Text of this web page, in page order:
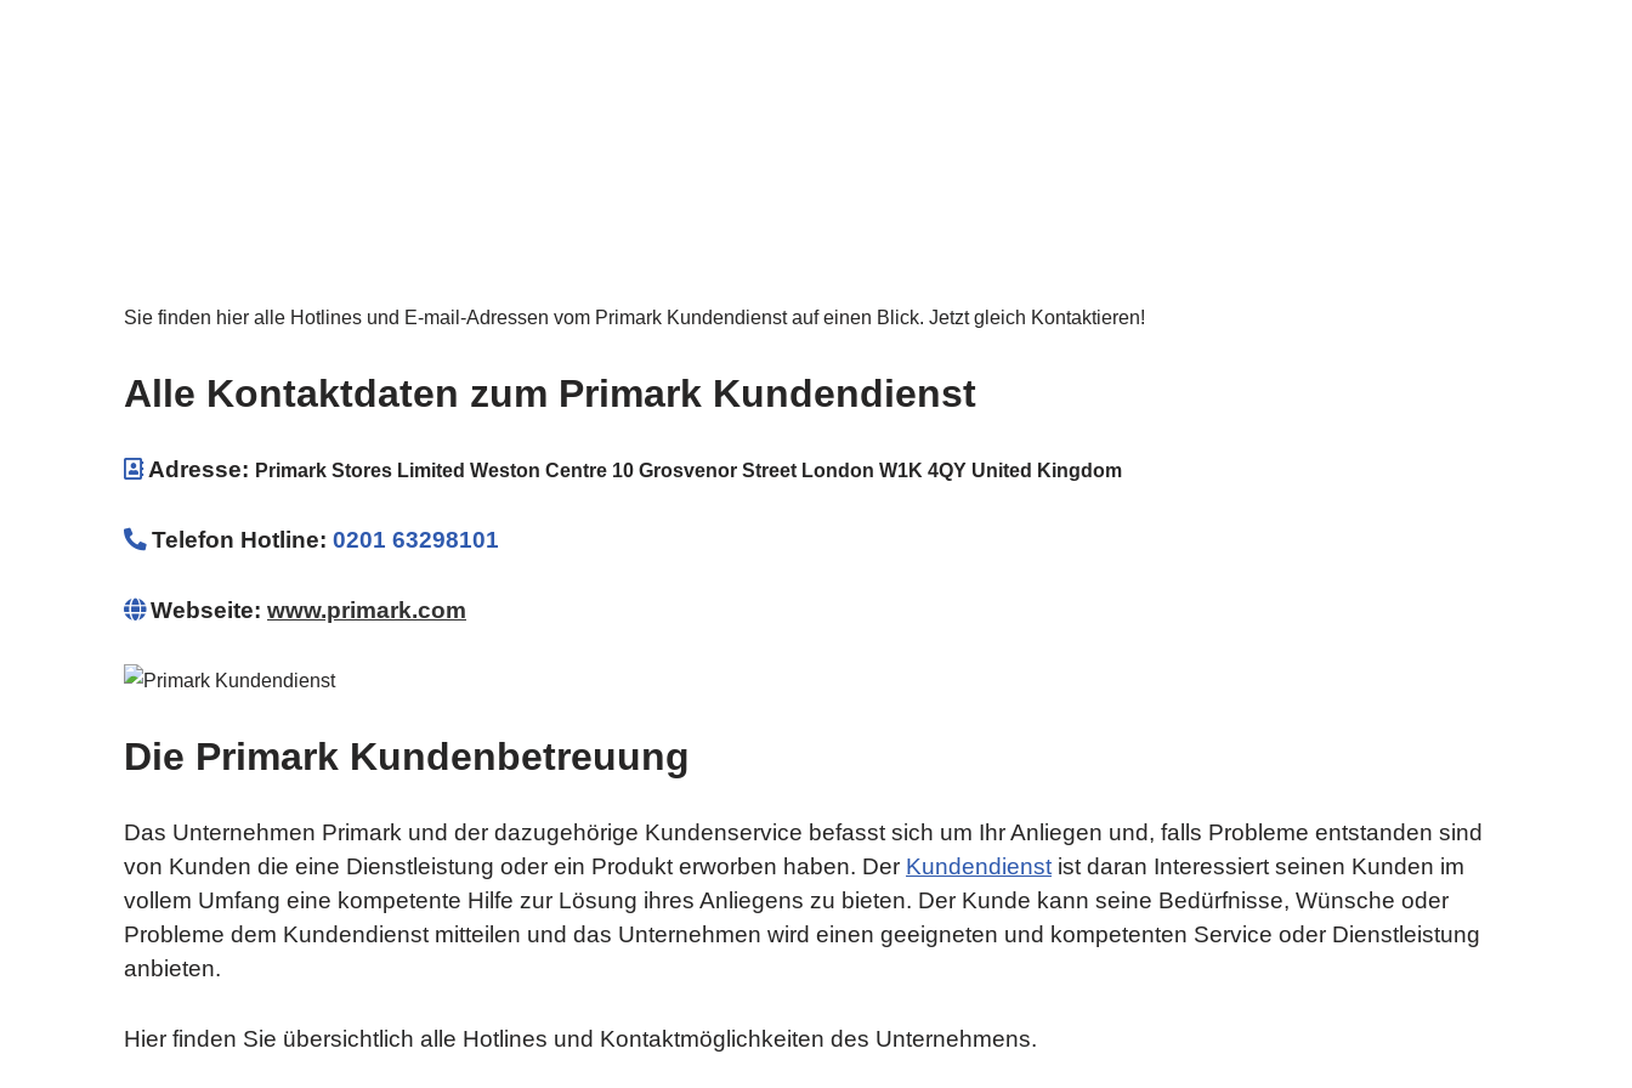
Sie finden hier alle Hotlines und E-mail-Adressen vom Primark Kundendienst auf einen Blick. Jetzt gleich Kontaktieren!
Alle Kontaktdaten zum Primark Kundendienst
Adresse: Primark Stores Limited Weston Centre 10 Grosvenor Street London W1K 4QY United Kingdom
Telefon Hotline: 0201 63298101
Webseite: www.primark.com
Die Primark Kundenbetreuung
Das Unternehmen Primark und der dazugehörige Kundenservice befasst sich um Ihr Anliegen und, falls Probleme entstanden sind
von Kunden die eine Dienstleistung oder ein Produkt erworben haben. Der Kundendienst ist daran Interessiert seinen Kunden im
vollem Umfang eine kompetente Hilfe zur Lösung ihres Anliegens zu bieten. Der Kunde kann seine Bedürfnisse, Wünsche oder
Probleme dem Kundendienst mitteilen und das Unternehmen wird einen geeigneten und kompetenten Service oder Dienstleistung
anbieten.
Hier finden Sie übersichtlich alle Hotlines und Kontaktmöglichkeiten des Unternehmens.